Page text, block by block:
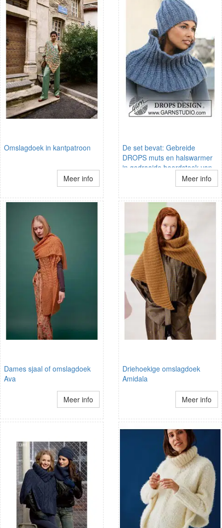
Omslagdoek in kantpatroon
Meer info
De set bevat: Gebreide
DROPS muts en halswarmer
in gedraaide boordsteek van
Meer info
Dames sjaal of omslagdoek
Ava
Meer info
Driehoekige omslagdoek
Amidala
Meer info